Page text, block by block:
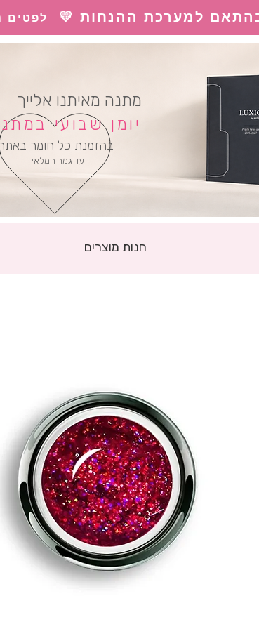
לפטים
מתנה מאיתנו אלייך
יומן שבועי
בהזמנת כל חומר
עד גמר המלאי
חנות מוצרים